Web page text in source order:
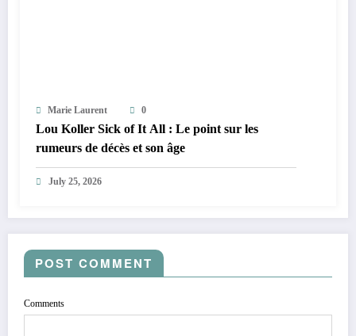
Marie Laurent 0
Lou Koller Sick of It All : Le point sur les
rumeurs de décès et son âge
July 25, 2026
POST COMMENT
Comments